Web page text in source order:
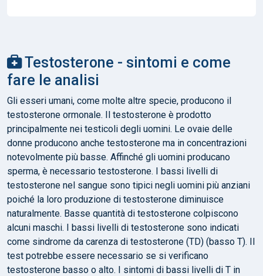
Testosterone - sintomi e come
fare le analisi
Gli esseri umani, come molte altre specie, producono il
testosterone ormonale. Il testosterone è prodotto
principalmente nei testicoli degli uomini. Le ovaie delle
donne producono anche testosterone ma in concentrazioni
notevolmente più basse. Affinché gli uomini producano
sperma, è necessario testosterone. I bassi livelli di
testosterone nel sangue sono tipici negli uomini più anziani
poiché la loro produzione di testosterone diminuisce
naturalmente. Basse quantità di testosterone colpiscono
alcuni maschi. I bassi livelli di testosterone sono indicati
come sindrome da carenza di testosterone (TD) (basso T). Il
test potrebbe essere necessario se si verificano
testosterone basso o alto. I sintomi di bassi livelli di T in